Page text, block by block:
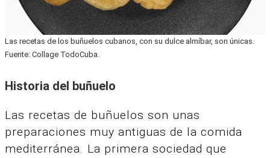
Las recetas de los buñuelos cubanos, con su dulce almíbar, son únicas.
Fuente: Collage TodoCuba.
Historia del buñuelo
Las recetas de buñuelos son unas
preparaciones muy antiguas de la comida
mediterránea. La primera sociedad que